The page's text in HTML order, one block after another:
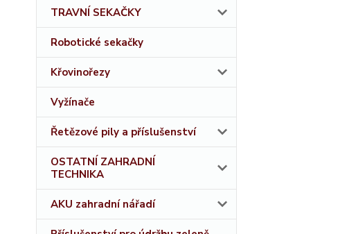
TRAVNÍ SEKAČKY
Robotické sekačky
Křovinořezy
Vyžínače
Řetězové pily a příslušenství
OSTATNÍ ZAHRADNÍ
TECHNIKA
AKU zahradní nářadí